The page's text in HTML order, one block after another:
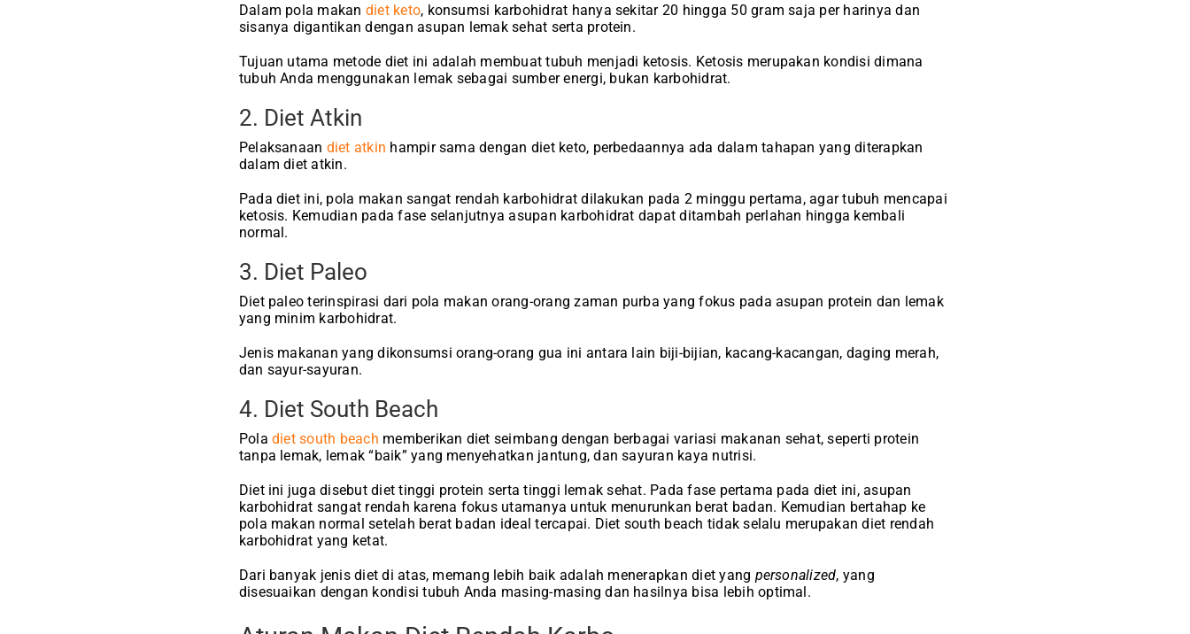
Dalam pola makan diet keto, konsumsi karbohidrat hanya sekitar 20 hingga 50 gram saja per harinya dan
sisanya digantikan dengan asupan lemak sehat serta protein.
Tujuan utama metode diet ini adalah membuat tubuh menjadi ketosis. Ketosis merupakan kondisi dimana
tubuh Anda menggunakan lemak sebagai sumber energi, bukan karbohidrat.
2. Diet Atkin
Pelaksanaan diet atkin hampir sama dengan diet keto, perbedaannya ada dalam tahapan yang diterapkan
dalam diet atkin.
Pada diet ini, pola makan sangat rendah karbohidrat dilakukan pada 2 minggu pertama, agar tubuh mencapai
ketosis. Kemudian pada fase selanjutnya asupan karbohidrat dapat ditambah perlahan hingga kembali
normal.
3. Diet Paleo
Diet paleo terinspirasi dari pola makan orang-orang zaman purba yang fokus pada asupan protein dan lemak
yang minim karbohidrat.
Jenis makanan yang dikonsumsi orang-orang gua ini antara lain biji-bijian, kacang-kacangan, daging merah,
dan sayur-sayuran.
4. Diet South Beach
Pola diet south beach memberikan diet seimbang dengan berbagai variasi makanan sehat, seperti protein
tanpa lemak, lemak “baik” yang menyehatkan jantung, dan sayuran kaya nutrisi.
Diet ini juga disebut diet tinggi protein serta tinggi lemak sehat. Pada fase pertama pada diet ini, asupan
karbohidrat sangat rendah karena fokus utamanya untuk menurunkan berat badan. Kemudian bertahap ke
pola makan normal setelah berat badan ideal tercapai. Diet south beach tidak selalu merupakan diet rendah
karbohidrat yang ketat.
Dari banyak jenis diet di atas, memang lebih baik adalah menerapkan diet yang personalized, yang
disesuaikan dengan kondisi tubuh Anda masing-masing dan hasilnya bisa lebih optimal.